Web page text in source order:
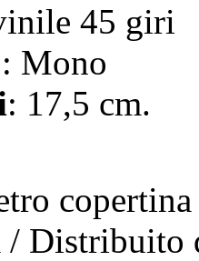
45 giri
: Mono
: 17,5 cm.
Distribuito